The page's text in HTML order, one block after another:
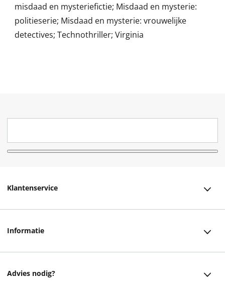
misdaad en mysteriefictie; Misdaad en mysterie:
politieserie; Misdaad en mysterie: vrouwelijke
detectives; Technothriller; Virginia
Klantenservice
Informatie
Advies nodig?